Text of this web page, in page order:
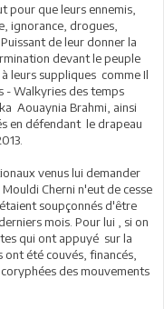
pour que leurs ennemis,
ignorance, drogues,
de leur donner la
devant le peuple
leurs suppliques comme Il
- Walkyries des temps
Aouaynia Brahmi, ainsi
en défendant le drapeau
2013.
venus lui demander
Cherni n'eut de cesse
soupçonnés d'être
mois. Pour lui , si on
qui ont appuyé sur la
été couvés, financés,
des mouvements